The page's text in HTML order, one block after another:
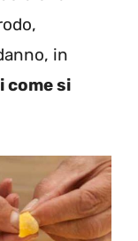
in
come si